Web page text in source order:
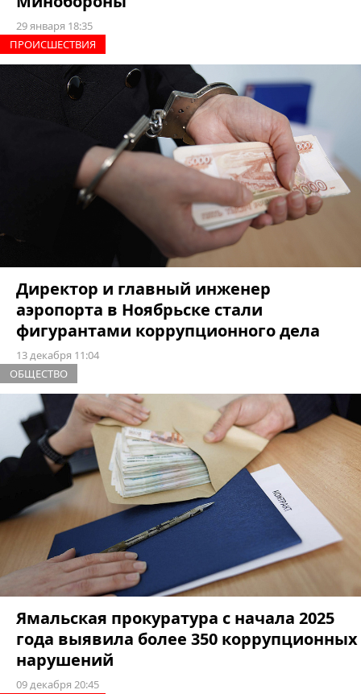
29 января 18:35
ПРОИCШЕСТВИЯ
Директор и главный инженер
аэропорта в Ноябрьске стали
фигурантами коррупционного дела
13 декабря 11:04
ОБЩЕСТВО
Ямальская прокуратура с начала 2025
года выявила более 350 коррупционных
нарушений
09 декабря 20:45